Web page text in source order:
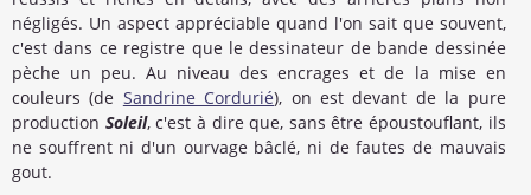
négligés. Un aspect appréciable quand l'on sait que souvent,
c'est dans ce registre que le dessinateur de bande dessinée
pèche un peu. Au niveau des encrages et de la mise en
couleurs (de Sandrine Cordurié), on est devant de la pure
production Soleil, c'est à dire que, sans être époustouflant, ils
ne souffrent ni d'un ourvage bâclé, ni de fautes de mauvais
gout.